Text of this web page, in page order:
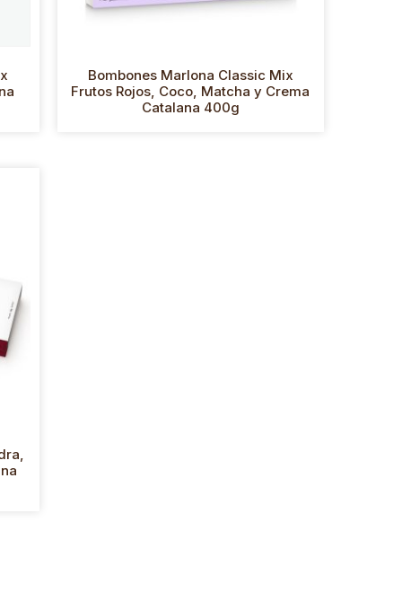
Bombones Marlona Classic Mix
Frutos Rojos, Coco, Matcha y Crema
Catalana 400g